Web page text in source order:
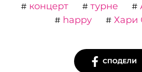
# концерт # турне #
# happy # Хари
СПОДЕЛИ